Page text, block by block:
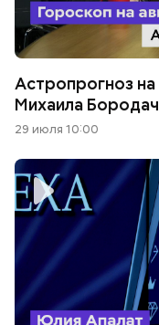
Астропрогноз на
Михаила
29 июля 10:00